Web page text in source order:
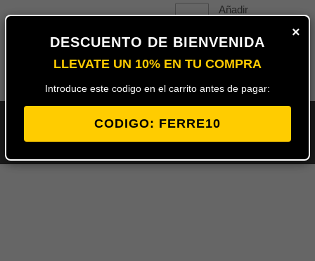
Añadir
carrito
© 2024 - 2026 Ferretería Los Ángeles
Con la tecnología deWebador
×
DESCUENTO DE BIENVENIDA
LLEVATE UN 10% EN TU COMPRA
Introduce este codigo en el carrito antes de pagar:
CODIGO: FERRE10